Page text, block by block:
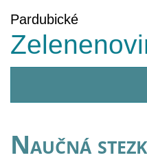
Pardubické
Naučná